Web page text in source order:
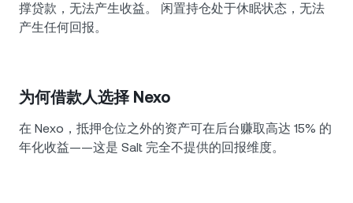
撑贷款，无法产生收益。 闲置持仓处于休眠状态，无法
产生任何回报。
为何借款人选择 Nexo
在 Nexo，抵押仓位之外的资产可在后台赚取高达 15% 的
年化收益——这是 Salt 完全不提供的回报维度。